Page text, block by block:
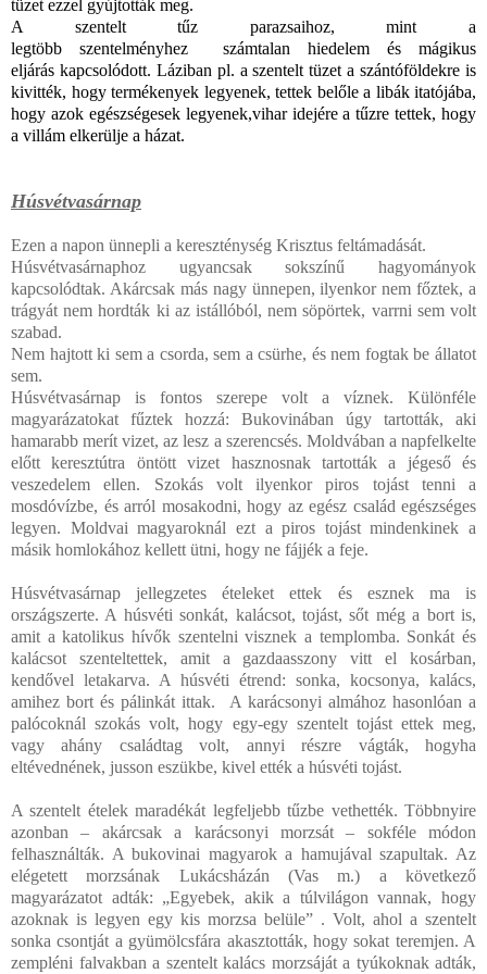
tüzet ezzel gyújtották meg.
A szentelt tűz parazsaihoz, mint a
legtöbb
szentelményhez
számtalan hiedelem és mágikus
eljárás kapcsolódott. Láziban pl. a szentelt tüzet a szántóföldekre is
kivitték, hogy termékenyek legyenek, tettek belőle a libák itatójába,
hogy azok egészségesek legyenek,vihar idejére a tűzre tettek, hogy
a villám elkerülje a házat.
Húsvétvasárnap
Ezen a napon ünnepli a kereszténység Krisztus feltámadását.
Húsvétvasárnaphoz ugyancsak sokszínű hagyományok
kapcsolódtak. Akárcsak más nagy ünnepen, ilyenkor nem főztek, a
trágyát nem hordták ki az istállóból, nem söpörtek, varrni sem volt
szabad.
Nem hajtott ki sem a csorda, sem a csürhe, és nem fogtak be állatot
sem.
Húsvétvasárnap is fontos szerepe volt a víznek. Különféle
magyarázatokat fűztek hozzá: Bukovinában úgy tartották, aki
hamarabb merít vizet, az lesz a szerencsés. Moldvában a napfelkelte
előtt keresztútra öntött vizet hasznosnak tartották a jégeső és
veszedelem ellen. Szokás volt ilyenkor piros tojást tenni a
mosdóvízbe, és arról mosakodni, hogy az egész család egészséges
legyen. Moldvai magyaroknál ezt a piros tojást mindenkinek a
másik homlokához kellett ütni, hogy ne fájjék a feje.
Húsvétvasárnap jellegzetes ételeket ettek és esznek ma is
országszerte. A húsvéti sonkát, kalácsot, tojást, sőt még a bort is,
amit a katolikus hívők szentelni visznek a templomba. Sonkát és
kalácsot szenteltettek, amit a gazdaasszony vitt el kosárban,
kendővel letakarva. A húsvéti étrend: sonka, kocsonya, kalács,
amihez bort és pálinkát ittak. A karácsonyi almához hasonlóan a
palócoknál szokás volt, hogy egy-egy szentelt tojást ettek meg,
vagy ahány családtag volt, annyi részre vágták, hogyha
eltévednének, jusson eszükbe, kivel ették a húsvéti tojást.
A szentelt ételek maradékát legfeljebb tűzbe vethették. Többnyire
azonban – akárcsak a karácsonyi morzsát – sokféle módon
felhasználták. A bukovinai magyarok a hamujával szapultak. Az
elégetett morzsának Lukácsházán (Vas m.) a következő
magyarázatot adták: „Egyebek, akik a túlvilágon vannak, hogy
azoknak is legyen egy kis morzsa belüle” . Volt, ahol a szentelt
sonka csontját a gyümölcsfára akasztották, hogy sokat teremjen. A
zempléni falvakban a szentelt kalács morzsáját a tyúkoknak adták,